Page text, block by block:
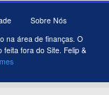
Sobre Nós
na área de finanças. O
fora do Site. Felip &